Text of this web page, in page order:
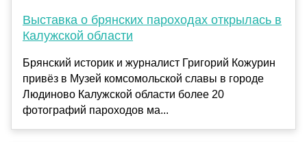
Выставка о брянских пароходах открылась в
Калужской области
Брянский историк и журналист Григорий Кожурин
привёз в Музей комсомольской славы в городе
Людиново Калужской области более 20
фотографий пароходов ма...